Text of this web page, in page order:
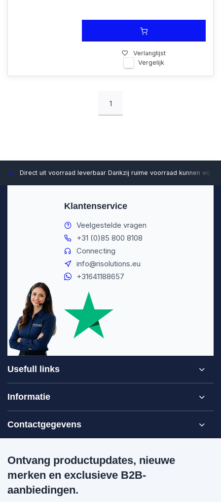
Verlanglijst
Vergelijk
1
Direct uit voorraad leverbaar Dankzij ruime voorraad kunnen wij
Klantenservice
Veelgestelde vragen
+31 (0)85 800 8108
Connecting
info@risolutions.eu
+31641188657
Usefull links
Informatie
Contactgegevens
Ontvang productupdates, nieuwe
merken en exclusieve B2B-
aanbiedingen.